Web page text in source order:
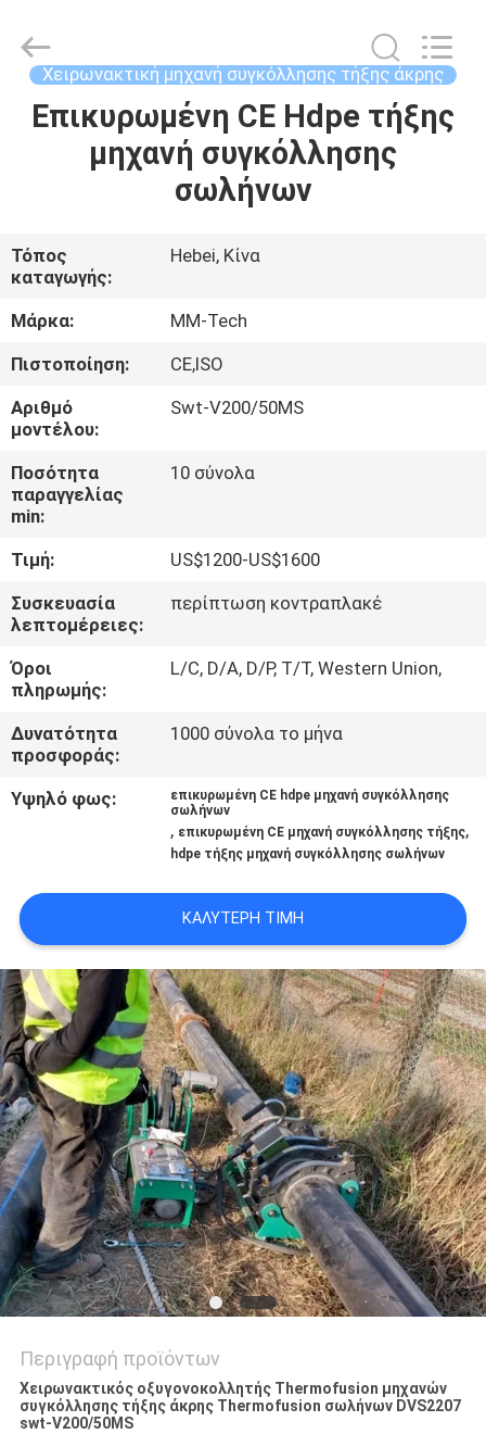
ΣΠΊΤΙ
ΣΧΕΤΙΚΆ
ΜΕ
ΕΜΆΣ
ΕΠΙΣΚΈΨΕΙΣ
ΣΤΟ
ΕΡΓΟΣΤΆΣΙΟ
ΈΛΕΓΧΟΣ
ΠΟΙΌΤΗΤΑΣ
ΕΠΙΚΟΙΝΩΝΉΣΤΕ
ΜΑΖΊ
ΜΑΣ
ΜΠΛΟΓΚ
ΠΡΟΣΦΟΡΆ
SITEMAP
PRIVACY
POLICY
Mingmai
Technology
Co.,Ltd.
Reserved.
Χειρωνακτική μηχανή συγκόλλησης τήξης άκρης
Επικυρωμένη CE Hdpe τήξης
μηχανή συγκόλλησης
σωλήνων
Τόπος
καταγωγής:
Hebei, Κίνα
Μάρκα:
MM-Tech
Πιστοποίηση:
CE,ISO
Αριθμό
μοντέλου:
Swt-V200/50MS
Ποσότητα
παραγγελίας
min:
10 σύνολα
Τιμή:
US$1200-US$1600
Συσκευασία
λεπτομέρειες:
περίπτωση κοντραπλακέ
Όροι
πληρωμής:
L/C, D/A, D/P, T/T, Western Union,
Δυνατότητα
προσφοράς:
1000 σύνολα το μήνα
Υψηλό φως:
επικυρωμένη CE hdpe μηχανή συγκόλλησης
σωλήνων
, επικυρωμένη CE μηχανή συγκόλλησης τήξης,
hdpe τήξης μηχανή συγκόλλησης σωλήνων
ΚΑΛΎΤΕΡΗ ΤΙΜΉ
Περιγραφή προϊόντων
Χειρωνακτικός οξυγονοκολλητής Thermofusion μηχανών
συγκόλλησης τήξης άκρης Thermofusion σωλήνων DVS2207
swt-V200/50MS